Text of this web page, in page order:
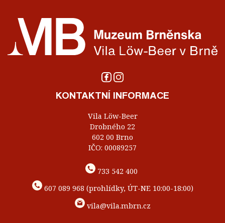
KONTAKTNÍ INFORMACE
Vila Löw-Beer
Drobného 22
602 00 Brno
IČO: 00089257
733 542 400
607 089 968 (prohlídky, ÚT-NE 10:00-18:00)
vila@vila.mbrn.cz